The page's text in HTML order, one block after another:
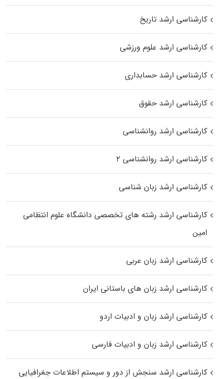
کارشناسی ارشد تاریخ
کارشناسی ارشد علوم ورزشی
کارشناسی ارشد حسابداری
کارشناسی ارشد حقوق
کارشناسی ارشد روانشناسی
کارشناسی ارشد روانشناسی ۲
کارشناسی ارشد زبان شناسی
کارشناسی ارشد رﺷﺘﻪ ﻫﺎی تخصصی داﻧﺸﮕﺎه ﻋﻠﻮم انتظامی
اﻣﻴﻦ
کارشناسی ارشد زبان عربی
کارشناسی ارشد زبان‌ های باستانی ایران
کارشناسی ارشد زبان و ادبیات اردو
کارشناسی ارشد زبان و ادبیات فارسی
کارشناسی ارشد سنجش از دور و سیستم اطلاعات جغرافیایی